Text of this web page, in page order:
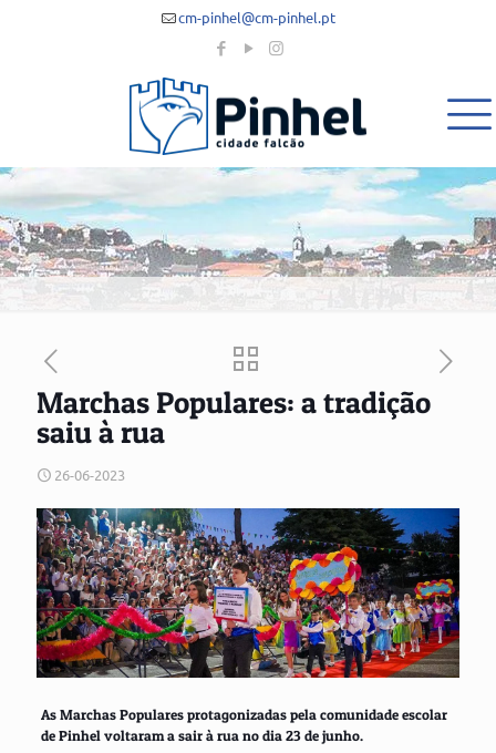
cm-pinhel@cm-pinhel.pt
Marchas Populares: a tradição
saiu à rua
26-06-2023
As Marchas Populares protagonizadas pela comunidade escolar
de Pinhel voltaram a sair à rua no dia 23 de junho.